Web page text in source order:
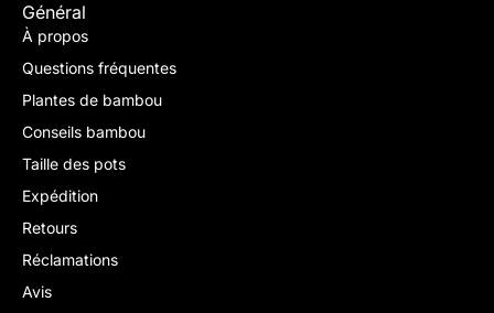
Général
À propos
Questions fréquentes
Plantes de bambou
Conseils bambou
Taille des pots
Expédition
Retours
Réclamations
Avis